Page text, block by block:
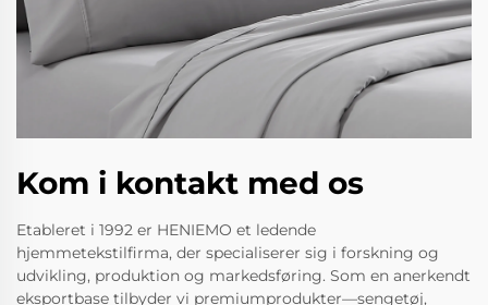
Kom i kontakt med os
Etableret i 1992 er HENIEMO et ledende
hjemmetekstilfirma, der specialiserer sig i forskning og
udvikling, produktion og markedsføring. Som en anerkendt
eksportbase tilbyder vi premiumprodukter—sengetøj,